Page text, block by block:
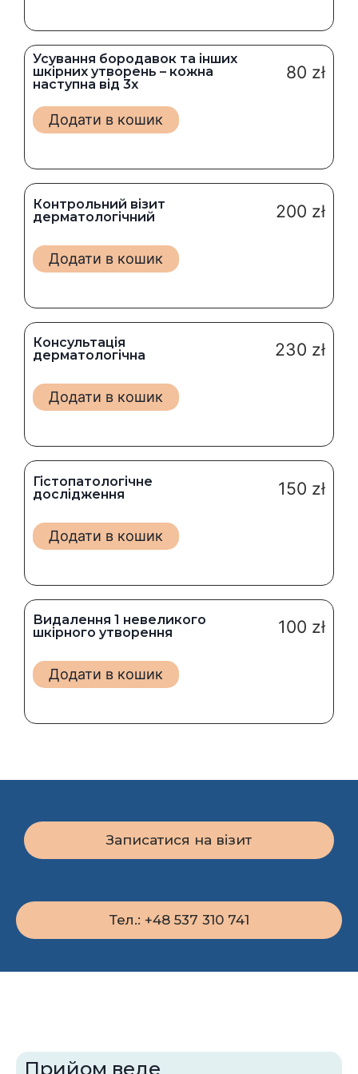
Усування бородавок та інших
шкірних утворень – кожна
наступна від 3х
80 zł
Додати в кошик
Контрольний візит
дерматологічний
200 zł
Додати в кошик
Консультація
дерматологічна
230 zł
Додати в кошик
Гістопатологічне
дослідження
150 zł
Додати в кошик
Видалення 1 невеликого
шкірного утворення
100 zł
Додати в кошик
Записатися на візит
Тел.: +48 537 310 741
Прийом веде